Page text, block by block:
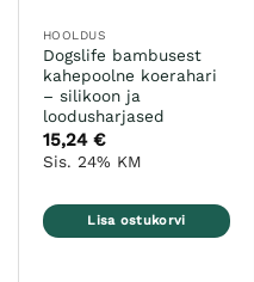
HOOLDUS
Dogslife bambusest
kahepoolne koerahari
– silikoon ja
loodusharjased
15,24 €
Sis. 24% KM
Lisa ostukorvi